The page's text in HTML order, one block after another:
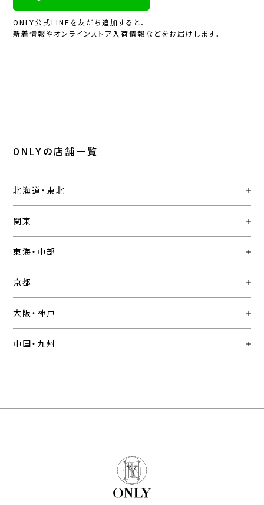
ONLY公式LINEを友だち追加すると、
新着情報やオンラインストア入荷情報などをお届けします。
ONLYの店舗一覧
北海道・東北
関東
東海・中部
京都
大阪・神戸
中国・九州